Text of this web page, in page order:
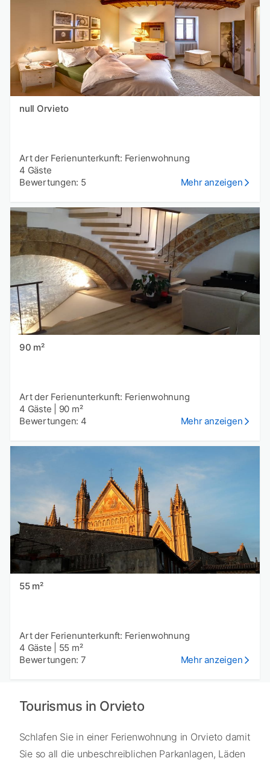
null Orvieto
Art der Ferienunterkunft: Ferienwohnung
4 Gäste
Bewertungen: 5
Mehr anzeigen
90 m²
Art der Ferienunterkunft: Ferienwohnung
4 Gäste
90 m²
Bewertungen: 4
Mehr anzeigen
55 m²
Art der Ferienunterkunft: Ferienwohnung
4 Gäste
55 m²
Bewertungen: 7
Mehr anzeigen
Tourismus in Orvieto
Schlafen Sie in einer Ferienwohnung in Orvieto damit
Sie so all die unbeschreiblichen Parkanlagen, Läden